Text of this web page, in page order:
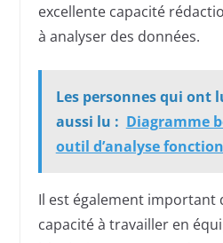
excellente capacité
à analyser des données.
Les personnes qui ont
aussi lu : Diagramme
outil d’analyse
Il est également important
capacité à travailler en